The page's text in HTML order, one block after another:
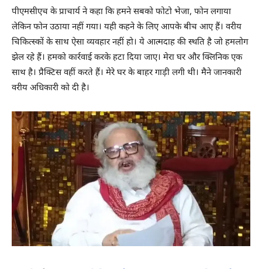
पीएमसीएच के प्राचार्य ने कहा कि हमने सबको फोटो भेजा, फोन लगाया
लेकिन फोन उठाया नहीं गया। यही कहने के लिए आपके बीच आए हैं। वरीय
चिकित्स्कों के साथ ऐसा व्यवहार नहीं हो। ये आत्मदाह की स्थति है जो हमलोग
झेल रहे हैं। हमको कार्रवाई करके हटा दिया जाए। मेरा घर और क्लिनिक एक
साथ है। प्रैक्टिस वहीं करते हैं। मेरे घर के बाहर गाड़ी लगी थी। मैने जानकारी
वरीय अधिकारी को दी है।